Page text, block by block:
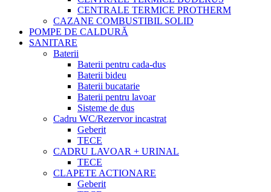
CENTRALE TERMICE PROTHERM
CAZANE COMBUSTIBIL SOLID
POMPE DE CALDURĂ
SANITARE
Baterii
Baterii pentru cada-dus
Baterii bideu
Baterii bucatarie
Baterii pentru lavoar
Sisteme de dus
Cadru WC/Rezervor incastrat
Geberit
TECE
CADRU LAVOAR + URINAL
TECE
CLAPETE ACTIONARE
Geberit